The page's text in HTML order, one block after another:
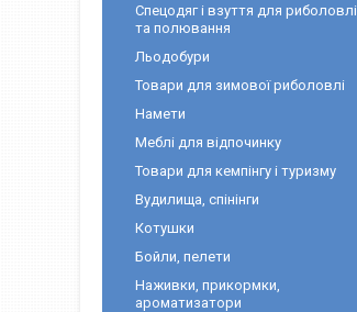
Спецодяг і взуття для риболовлі
та полювання
Льодобури
Товари для зимової риболовлі
Намети
Меблі для відпочинку
Товари для кемпінгу і туризму
Вудилища, спінінги
Котушки
Бойли, пелети
Наживки, прикормки,
ароматизатори